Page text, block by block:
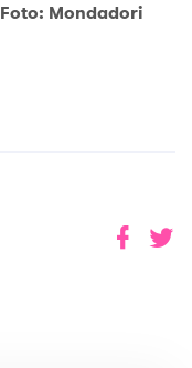
Mondadori